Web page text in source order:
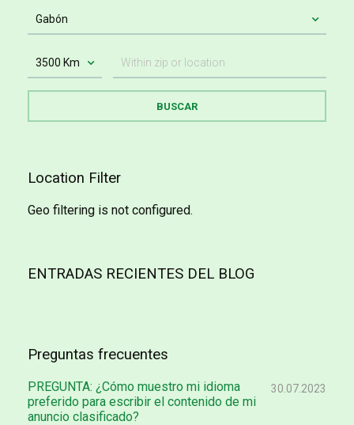
Location Filter
Geo filtering is not configured.
ENTRADAS RECIENTES DEL BLOG
Preguntas frecuentes
30.07.2023
PREGUNTA: ¿Cómo muestro mi idioma
preferido para escribir el contenido de mi
anuncio clasificado?